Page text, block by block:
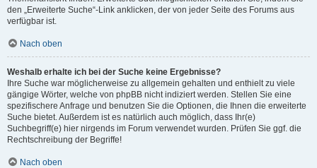
den „Erweiterte Suche“-Link anklicken, der von jeder Seite des Forums aus
verfügbar ist.
Nach oben
Weshalb erhalte ich bei der Suche keine Ergebnisse?
Ihre Suche war möglicherweise zu allgemein gehalten und enthielt zu viele
gängige Wörter, welche von phpBB nicht indiziert werden. Stellen Sie eine
spezifischere Anfrage und benutzen Sie die Optionen, die Ihnen die erweiterte
Suche bietet. Außerdem ist es natürlich auch möglich, dass Ihr(e)
Suchbegriff(e) hier nirgends im Forum verwendet wurden. Prüfen Sie ggf. die
Rechtschreibung der Begriffe!
Nach oben